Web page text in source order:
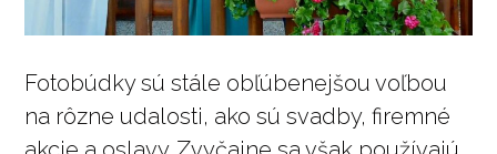
Fotobúdky sú stále obľúbenejšou voľbou
na rôzne udalosti, ako sú svadby, firemné